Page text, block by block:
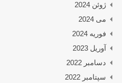
ژوئن 2024
می 2024
فوریه 2024
آوریل 2023
دسامبر 2022
سپتامبر 2022